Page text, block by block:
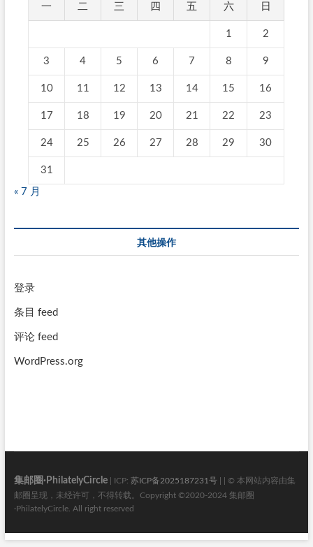
一 二 三 四 五 六 日
1 2
3 4 5 6 7 8 9
10 11 12 13 14 15 16
17 18 19 20 21 22 23
24 25 26 27 28 29 30
31
« 7 月
其他操作
登录
条目 feed
评论 feed
WordPress.org
集邮圈·PhilatelyCircle| ICP: 苏ICP备2025187231号| | © 本网站内容由集
邮圈呈现，未经许可，不得转载。Copyright ©2020-2024 集邮圈
·PhilatelyCircle. All right reserved